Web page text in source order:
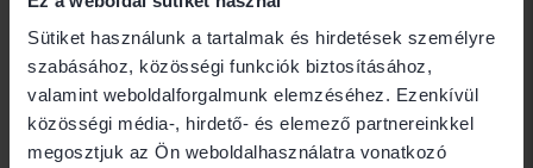
Sütiket használunk a tartalmak és hirdetések személyre
szabásához, közösségi funkciók biztosításához,
valamint weboldalforgalmunk elemzéséhez. Ezenkívül
közösségi média-, hirdető- és elemező partnereinkkel
megosztjuk az Ön weboldalhasználatra vonatkozó
Dr. Bán Chrysta
BÁN, S. SZABÓ & PARTNERS
ÜGYVÉDI IRODA
1051 Budapest